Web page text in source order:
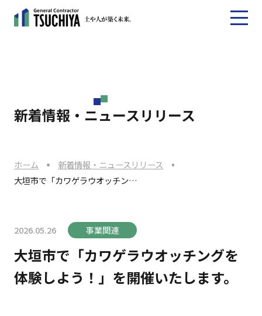
新着情報・ニュースリリース
ホーム
新着情報・ニュースリリース
大垣市で「カワゲラウオッチン…
2026.05.26 事業関連
大垣市で「カワゲラウオッチングを
体験しよう！」を開催いたします。